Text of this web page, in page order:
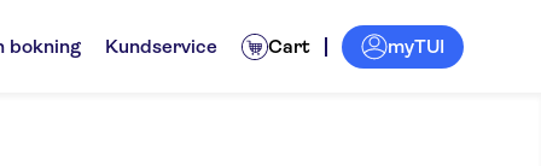
bokning Kundservice Cart myTUI